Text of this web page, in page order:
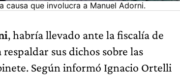
que involucra a Manuel Adorni.
, habría llevado ante la fiscalía de
sus dichos sobre las
Según informó Ignacio Ortelli